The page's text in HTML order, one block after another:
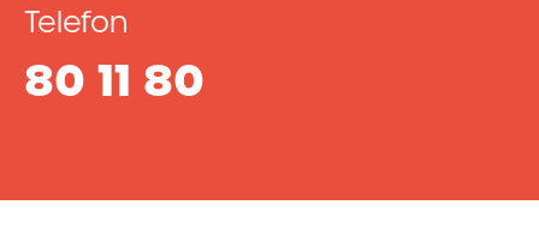
Telefon
80 11 80